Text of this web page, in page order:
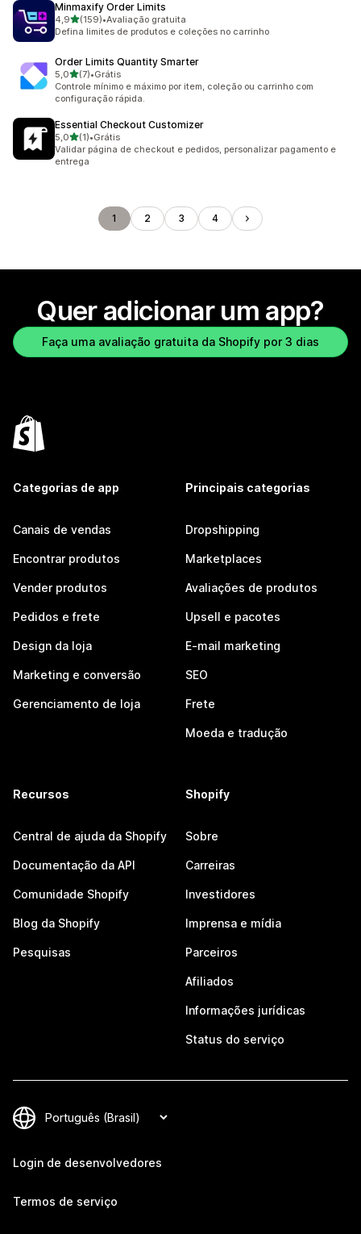
Minmaxify Order Limits
4,9de 5 estrelas
(159)
159 avaliações ao todo
•Avaliação gratuita
Defina limites de produtos e coleções no carrinho
Order Limits Quantity Smarter
5,0de 5 estrelas
(7)
7 avaliações ao todo
•Grátis
Controle mínimo e máximo por item, coleção ou carrinho com
configuração rápida.
Essential Checkout Customizer
5,0de 5 estrelas
(1)
1 avaliações ao todo
•Grátis
Validar página de checkout e pedidos, personalizar pagamento e
entrega
1 2 3 4
Quer adicionar um app?
Faça uma avaliação gratuita da Shopify por 3 dias
Categorias de app
Canais de vendas
Encontrar produtos
Vender produtos
Pedidos e frete
Design da loja
Marketing e conversão
Gerenciamento de loja
Principais categorias
Dropshipping
Marketplaces
Avaliações de produtos
Upsell e pacotes
E-mail marketing
SEO
Frete
Moeda e tradução
Recursos
Central de ajuda da Shopify
Documentação da API
Comunidade Shopify
Blog da Shopify
Pesquisas
Shopify
Sobre
Carreiras
Investidores
Imprensa e mídia
Parceiros
Afiliados
Informações jurídicas
Status do serviço
Login de desenvolvedores
Termos de serviço